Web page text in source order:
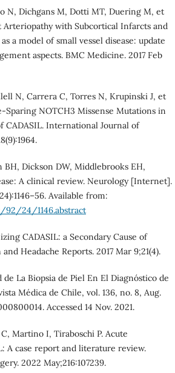
N, Dichgans M, Dotti MT, Duering M, et
with Subcortical Infarcts and
a model of small vessel disease: update
aspects. BMC Medicine. 2017 Feb
N, Carrera C, Torres N, Krupinski J, et
Sparing NOTCH3 Missense Mutations in
CADASIL. International Journal of
BH, Dickson DW, Middlebrooks EH,
A clinical review. Neurology [Internet].
Available from:
24/1146.abstract
CADASIL: a Secondary Cause of
Headache Reports. 2017 Mar 9;21(4).
La Biopsia de Piel En El Diagnóstico de
Médica de Chile, vol. 136, no. 8, Aug.
Accessed 14 Nov. 2021.
Martino I, Tiraboschi P. Acute
A case report and literature review.
2022 May;216:107239.